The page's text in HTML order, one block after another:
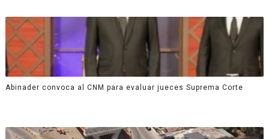
Abinader convoca al CNM para evaluar jueces Suprema Corte